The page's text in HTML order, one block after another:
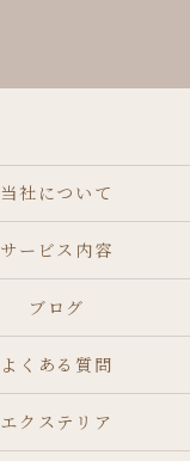
当社について
サービス内容
ブログ
よくある質問
エクステリア